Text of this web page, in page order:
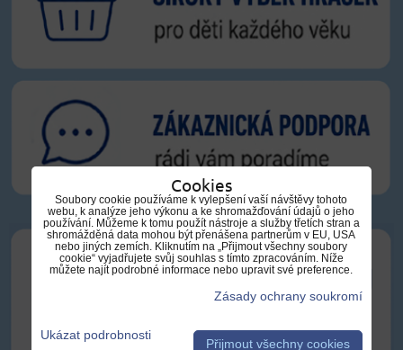
Cookies
Soubory cookie používáme k vylepšení vaší návštěvy tohoto
webu, k analýze jeho výkonu a ke shromažďování údajů o jeho
používání. Můžeme k tomu použít nástroje a služby třetích stran a
shromážděná data mohou být přenášena partnerům v EU, USA
nebo jiných zemích. Kliknutím na „Přijmout všechny soubory
cookie“ vyjadřujete svůj souhlas s tímto zpracováním. Níže
můžete najít podrobné informace nebo upravit své preference.
Zásady ochrany soukromí
Ukázat podrobnosti
Přijmout všechny cookies